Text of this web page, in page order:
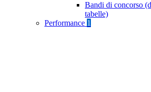
Bandi di concorso
tabelle)
Performance 1